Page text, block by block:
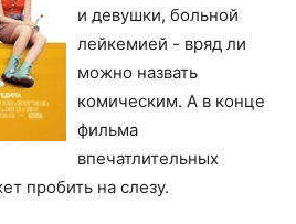
и девушки, больной
лейкемией - вряд ли
можно назвать
комическим. А в конце
фильма
впечатлительных
пробить на слезу.